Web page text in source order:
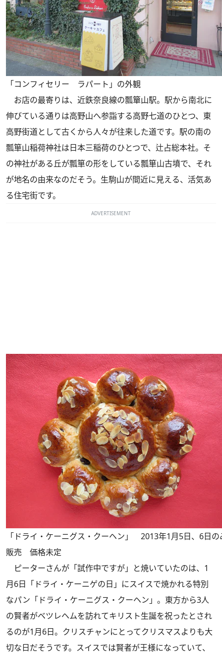
「コンフィセリー ラパート」の外観
お店の最寄りは、近鉄奈良線の瓢簞山駅。駅から南北に
伸びている通りは高野山へ参詣する高野七道のひとつ、東
高野街道として古くから人々が往来した道です。駅の南の
瓢箪山稲荷神社は日本三稲荷のひとつで、辻占総本社。そ
の神社がある丘が瓢箪の形をしている瓢箪山古墳で、それ
が地名の由来なのだそう。生駒山が間近に見える、活気あ
る住宅街です。
ADVERTISEMENT
「ドライ・ケーニグス・クーヘン」 2013年1月5日、6日の
販売 価格未定
ピーターさんが「試作中ですが」と焼いていたのは、1
月6日「ドライ・ケーニゲの日」にスイスで焼かれる特別
なパン「ドライ・ケーニグス・クーヘン」。東方から3人
の賢者がベツレヘムを訪れてキリスト生誕を祝ったとされ
るのが1月6日。クリスチャンにとってクリスマスよりも大
切な日だそうです。スイスでは賢者が王様になっていて、